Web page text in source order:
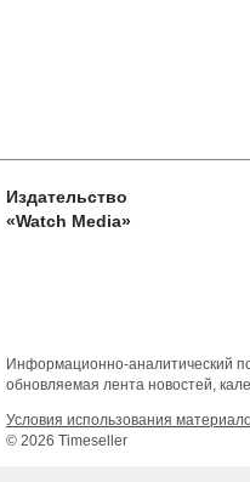
Издательство
«Watch Media»
Информационно-аналитический
обновляемая лента новостей,
Условия использования
© 2026 Timeseller